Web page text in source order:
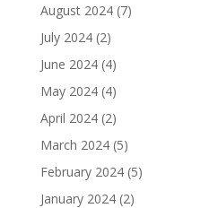
August 2024(7)
July 2024(2)
June 2024(4)
May 2024(4)
April 2024(2)
March 2024(5)
February 2024(5)
January 2024(2)